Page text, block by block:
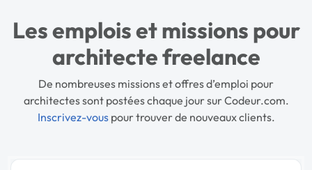
Les emplois et missions pour
architecte freelance
De nombreuses missions et offres d’emploi pour
architectes sont postées chaque jour sur Codeur.com.
Inscrivez-vouspour trouver de nouveaux clients.